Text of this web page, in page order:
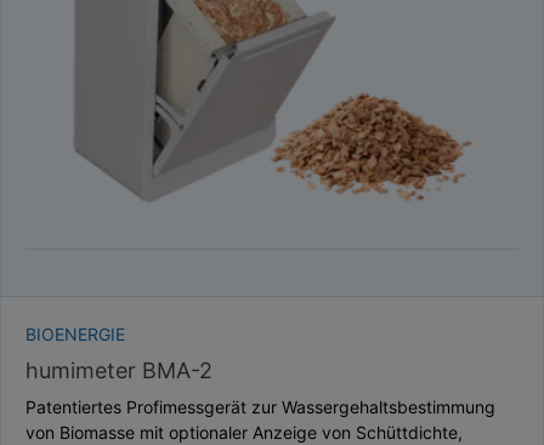
BIOENERGIE
humimeter BMA-2
Patentiertes Profimessgerät zur Wassergehaltsbestimmung
von Biomasse mit optionaler Anzeige von Schüttdichte,